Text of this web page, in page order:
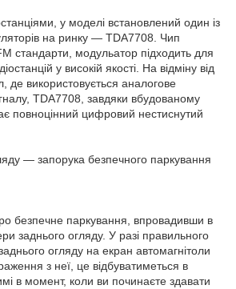
у моделі встановлений один із
на ринку — TDA7708. Чип
стандарти, модульатор підходить для
у високій якості. На відміну від
де використовується аналогове
TDA7708, завдяки вбудованому
повноцінний цифровий нестиснутий
— запорука безпечного паркування
безпечне паркування, впровадивши в
заднього огляду. У разі правильного
огляду на екран автомагнітоли
з неї, це відбуватиметься в
в момент, коли ви починаєте здавати